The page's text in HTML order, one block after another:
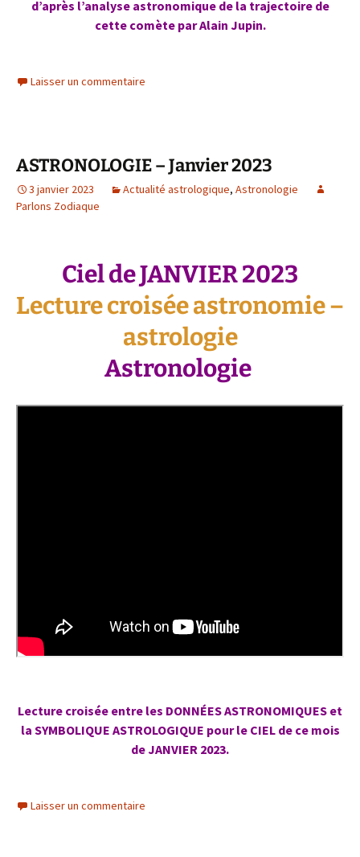
d’après l’analyse astronomique de la trajectoire de
cette comète par Alain Jupin.
Laisser un commentaire
ASTRONOLOGIE – Janvier 2023
3 janvier 2023 Actualité astrologique, Astronologie
Parlons Zodiaque
Ciel de JANVIER 2023
Lecture croisée astronomie –
astrologie
Astronologie
Lecture croisée entre les DONNÉES ASTRONOMIQUES et
la SYMBOLIQUE ASTROLOGIQUE pour le CIEL de ce mois
de JANVIER 2023.
Laisser un commentaire